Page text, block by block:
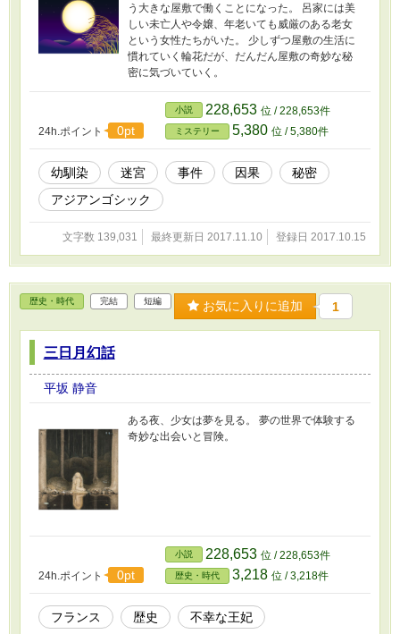
う大きな屋敷で働くことになった。 呂家には美
しい未亡人や令嬢、年老いても威厳のある老女
という女性たちがいた。 少しずつ屋敷の生活に
慣れていく輪花だが、だんだん屋敷の奇妙な秘
密に気づいていく。
24h.ポイント 0pt
小説 228,653 位 / 228,653件
ミステリー 5,380 位 / 5,380件
幼馴染 迷宮 事件 因果
秘密
アジアンゴシック
文字数 139,031 最終更新日 2017.11.10 登録日 2017.10.15
歴史・時代 完結 短編 お気に入りに追加 1
三日月幻話
平坂 静音
ある夜、少女は夢を見る。 夢の世界で体験する
奇妙な出会いと冒険。
24h.ポイント 0pt
小説 228,653 位 / 228,653件
歴史・時代 3,218 位 / 3,218件
フランス 歴史 不幸な王妃